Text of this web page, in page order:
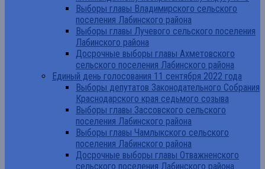
Выборы главы Владимирского сельского
поселения Лабинского района
Выборы главы Лучевого сельского поселения
Лабинского района
Досрочные выборы главы Ахметовского
сельского поселения Лабинского района
Единый день голосования 11 сентября 2022 года
Выборы депутатов Законодательного Собрания
Краснодарского края седьмого созыва
Выборы главы Зассовского сельского
поселения Лабинского района
Выборы главы Чамлыкского сельского
поселения Лабинского района
Досрочные выборы главы Отважненского
сельского поселения Лабинского района